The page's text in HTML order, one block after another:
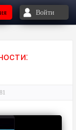
Войти